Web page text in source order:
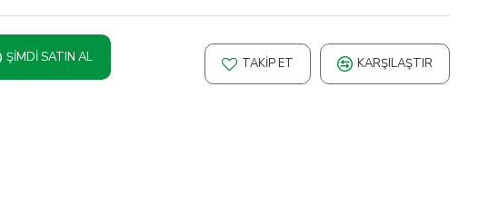
ŞIMDI SATIN AL TAKIP ET KARŞILAŞTIR